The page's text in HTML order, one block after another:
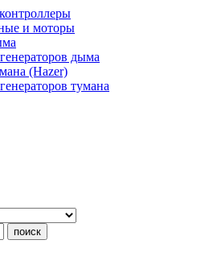
и моторы
дыма
(Hazer)
тумана
поиск